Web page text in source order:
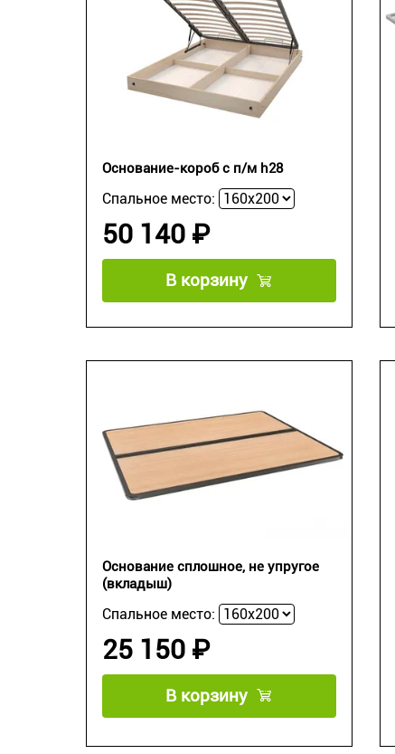
Основание-короб с п/м h28
Спальное место:
50 140 ₽
В корзину
Основание сплошное, не упругое
(вкладыш)
Спальное место:
25 150 ₽
В корзину